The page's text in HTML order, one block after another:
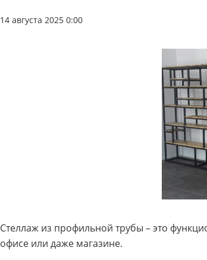
14 августа 2025 0:00
Стеллаж из профильной трубы – это
офисе или даже магазине.